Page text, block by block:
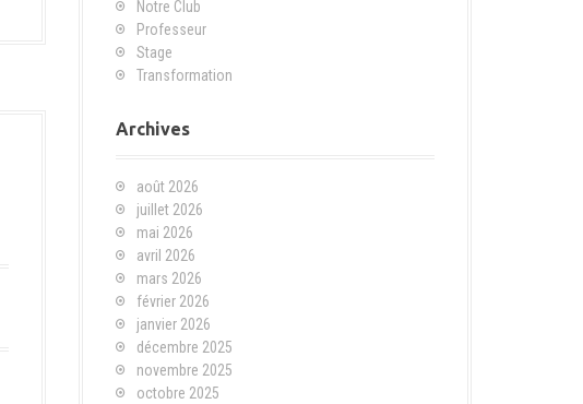
Notre Club
Professeur
Stage
Transformation
Archives
août 2026
juillet 2026
mai 2026
avril 2026
mars 2026
février 2026
janvier 2026
décembre 2025
novembre 2025
octobre 2025